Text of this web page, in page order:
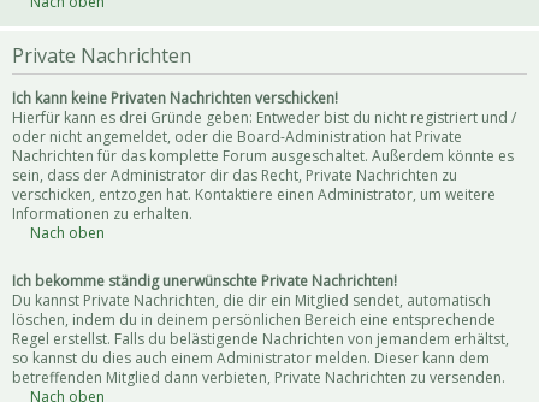
Private Nachrichten
Ich kann keine Privaten Nachrichten verschicken!
Hierfür kann es drei Gründe geben: Entweder bist du nicht registriert und /
oder nicht angemeldet, oder die Board-Administration hat Private
Nachrichten für das komplette Forum ausgeschaltet. Außerdem könnte es
sein, dass der Administrator dir das Recht, Private Nachrichten zu
verschicken, entzogen hat. Kontaktiere einen Administrator, um weitere
Informationen zu erhalten.
Nach oben
Ich bekomme ständig unerwünschte Private Nachrichten!
Du kannst Private Nachrichten, die dir ein Mitglied sendet, automatisch
löschen, indem du in deinem persönlichen Bereich eine entsprechende
Regel erstellst. Falls du belästigende Nachrichten von jemandem erhältst,
so kannst du dies auch einem Administrator melden. Dieser kann dem
betreffenden Mitglied dann verbieten, Private Nachrichten zu versenden.
Nach oben